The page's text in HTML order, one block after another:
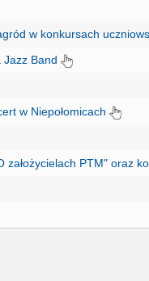
w konkursach
Band
w Niepołomicach
PTM" oraz